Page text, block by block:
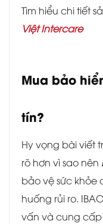
Tìm hiểu chi tiết
Việt Intercare
Mua bảo
tín?
Hy vọng bài viết
rõ hơn vì sao nên
bảo vệ sức khỏe
huống rủi ro.
vấn và cung